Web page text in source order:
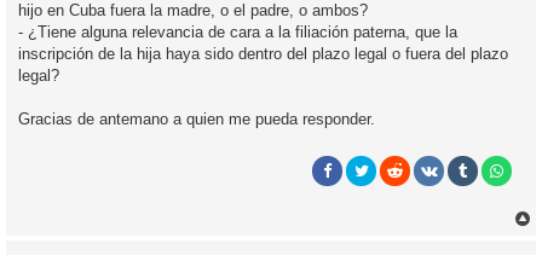
hijo en Cuba fuera la madre, o el padre, o ambos?
- ¿Tiene alguna relevancia de cara a la filiación paterna, que la
inscripción de la hija haya sido dentro del plazo legal o fuera del plazo
legal?
Gracias de antemano a quien me pueda responder.